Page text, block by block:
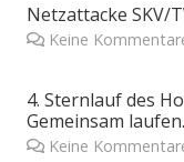
Netzattacke SKV/
Keine
4. Sternlauf des
Gemeinsam
Keine